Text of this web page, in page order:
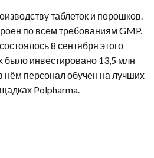
таблеток и порошков.
по всем требованиям GMP.
8 сентября этого
было инвестировано 13,5 млн
нём персонал обучен на лучших
Polpharma.